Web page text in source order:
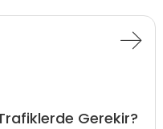
Gerekir?